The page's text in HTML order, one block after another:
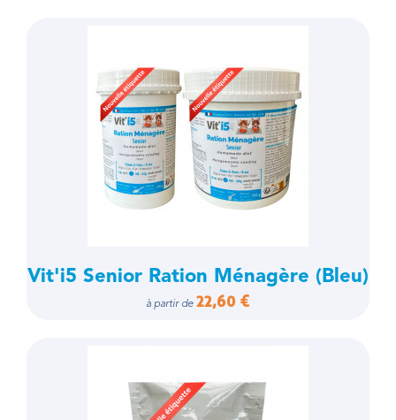
Vit'i5 Senior Ration Ménagère (Bleu)
à partir de 22,60 €